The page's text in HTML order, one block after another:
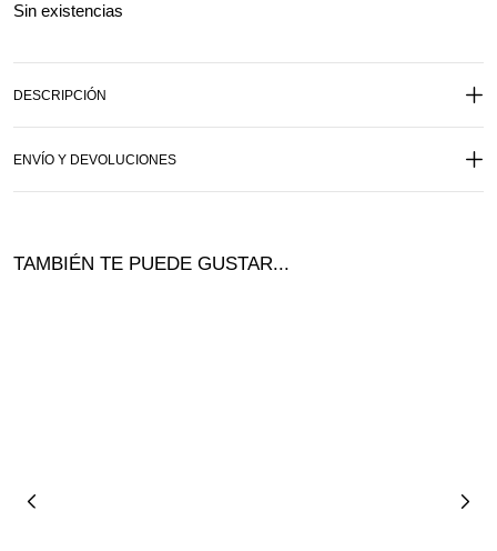
Sin existencias
DESCRIPCIÓN
ENVÍO Y DEVOLUCIONES
TAMBIÉN TE PUEDE GUSTAR...